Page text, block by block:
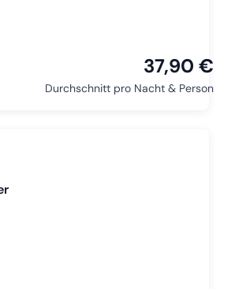
37,90 €
Durchschnitt pro Nacht & Person